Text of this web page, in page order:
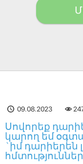
09.08.2023
Սովորեք
կարող եմ
`իմ դարիերեն